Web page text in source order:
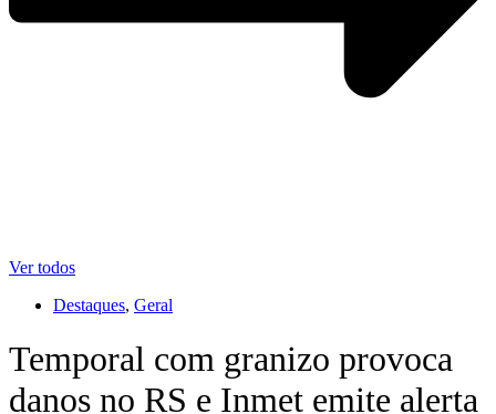
Ver todos
Destaques, Geral
Temporal com granizo provoca
danos no RS e Inmet emite alerta